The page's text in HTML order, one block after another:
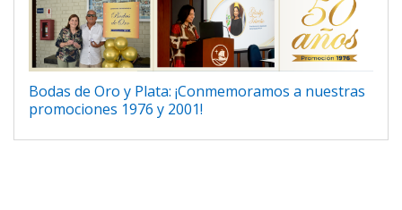
Bodas de Oro y Plata: ¡Conmemoramos a nuestras
promociones 1976 y 2001!